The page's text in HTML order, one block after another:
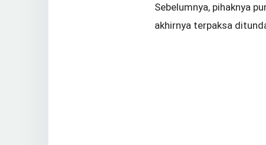
Sebelumnya, pihaknya
akhirnya terpaksa